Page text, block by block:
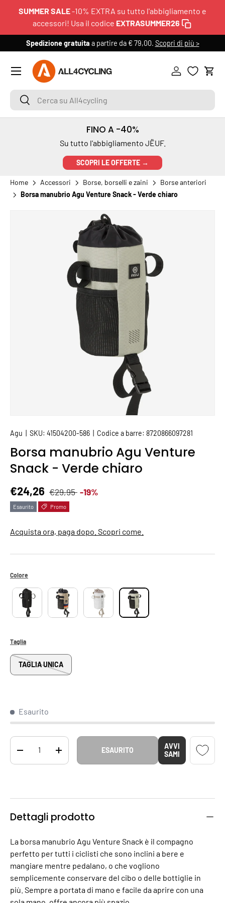
SUMMER SALE-10% EXTRA su tutto l'abbigliamento e
accessori! Usa il codice EXTRASUMMER26
Spedizione gratuita a partire da € 79,00. Scopri di più >
Cerca su All4cycling
Cerca
Accedi
Menu
FINO A -40%
Su tutto l'abbigliamento JËUF.
SCOPRI LE OFFERTE →
Home Accessori Borse, borselli e zaini
Borse anteriori
Borsa manubrio Agu Venture Snack - Verde chiaro
PASSA ALLE INFORMAZIONI SUL PRODOTTO
Agu SKU: 41504200-586 Codice a barre: 8720866097281
Borsa manubrio Agu Venture
Snack - Verde chiaro
Prezzo di vendita
€24,26 Prezzo normale
€29,95 -19%
Esaurito Promo
Acquista ora, paga dopo. Scopri come.
Colore
Taglia
TAGLIA UNICA
Esaurito
Q.tà
DIMINUIRE LA QUANTITÀAUMENTA LA QUANTITÀ
ESAURITO
AVVI
SAMI
Dettagli prodotto
La borsa manubrio Agu Venture Snack è il compagno
perfetto per tutti i ciclisti che sono inclini a bere e
mangiare mentre pedalano, o che vogliono
semplicemente conservare del cibo o delle bottiglie in
più. Sempre a portata di mano e facile da aprire con una